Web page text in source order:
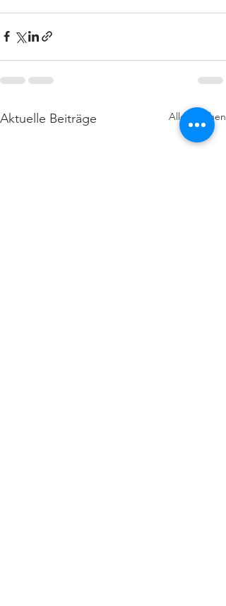
Aktuelle Beiträge Alle ansehen